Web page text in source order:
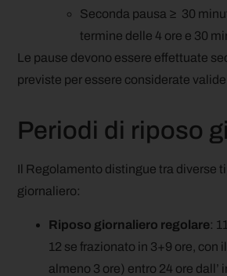
Seconda pausa ≥ 30
termine delle 4 ore e 30
Le pause devono essere effettuate
previste per essere considerate
Periodi di riposo
Il Regolamento distingue tra diverse
giornaliero:
Riposo giornaliero regolare:
12 se frazionato in 3+9 ore, con
almeno 3 ore) entro 24 ore dall’